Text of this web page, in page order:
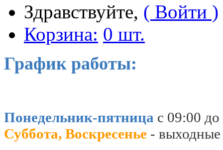
Здравствуйте, ( Войти )
Корзина: 0 шт.
График работы:
Понедельник-пятница с 09:00
Суббота, Воскресенье - выходные